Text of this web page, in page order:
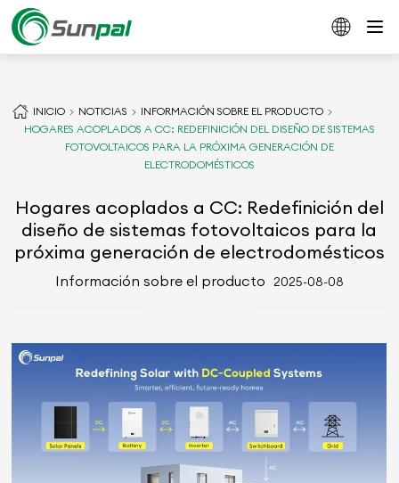
INICIO NOTICIAS
INFORMACIÓN SOBRE EL PRODUCTO
HOGARES ACOPLADOS A CC: REDEFINICIÓN DEL DISEÑO DE SISTEMAS
FOTOVOLTAICOS PARA LA PRÓXIMA GENERACIÓN DE
ELECTRODOMÉSTICOS
Hogares acoplados a CC: Redefinición del
diseño de sistemas fotovoltaicos para la
próxima generación de electrodomésticos
Información sobre el producto 2025-08-08